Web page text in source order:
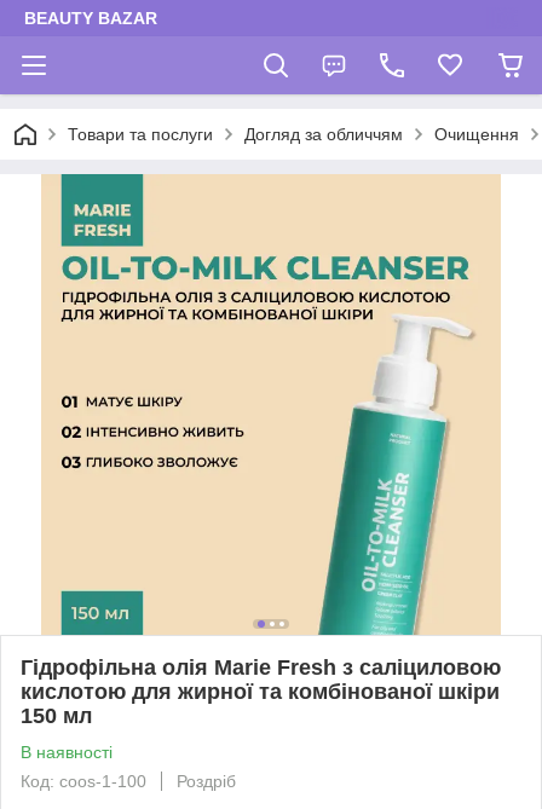
BEAUTY BAZAR
Товари та послуги Догляд за обличчям Очищення
Гідрофільна олія Marie Fresh з саліциловою
кислотою для жирної та комбінованої шкіри
150 мл
В наявності
Код: coos-1-100
Роздріб